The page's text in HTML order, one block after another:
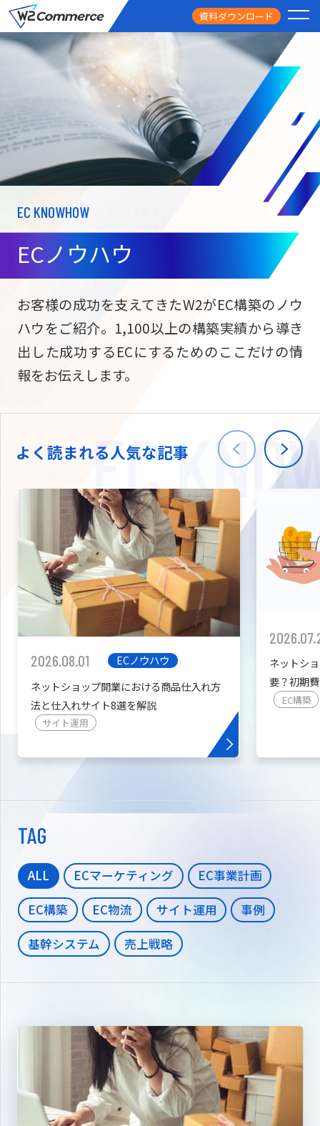
資料ダウンロード
サービス
ECサイト構築
サブスク/定期通販
ECサイト構築
海外進出・現地
W2
拡張プラグイン一覧
カスタマイズ開発
PRICE
料金
FEATURE
導入事例
USEFUL
お役立ち情報
NEWS
ニュース
会社情報
TW
EC KNOWHOW
ECノウハウ
お客様の成功を支えてきたW2がEC構築のノウ
ハウをご紹介。1,100以上の構築実績から導き
出した成功するECにするためのここだけの情
報をお伝えします。
よく読まれる人気な記事
2026.08.01
ECノウハウ
ネットショップ開業における商品仕入れ方
法と仕入れサイト8選を解説
サイト運用
ネットシ
要？初期
を紹介
EC構築
TAG
ALL ECマーケティング
EC事業計画
EC構築
EC物流 サイト運用
事例
基幹システム
売上戦略